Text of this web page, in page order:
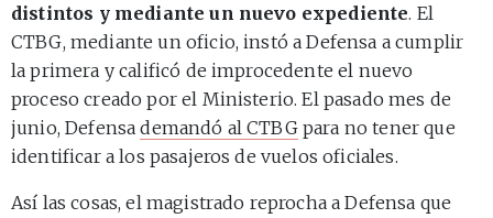
distintos y mediante un nuevo expediente. El
CTBG, mediante un oficio, instó a Defensa a cumplir
la primera y calificó de improcedente el nuevo
proceso creado por el Ministerio. El pasado mes de
junio, Defensademandó al CTBGpara no tener que
identificar a los pasajeros de vuelos oficiales.
Así las cosas, el magistrado reprocha a Defensa que